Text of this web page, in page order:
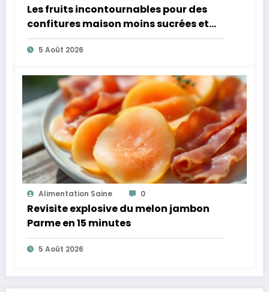
Les fruits incontournables pour des
confitures maison moins sucrées et
plus légères
5 Août 2026
Alimentation Saine 0
Revisite explosive du melon jambon
Parme en 15 minutes
5 Août 2026